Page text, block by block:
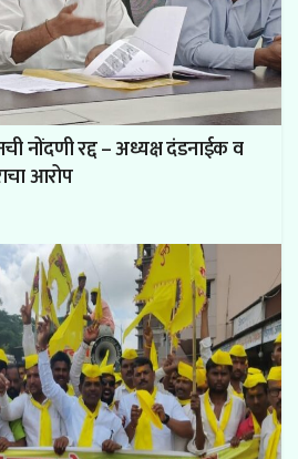
नोंदणी रद्द – अध्यक्ष दंडनाईक व
आरोप